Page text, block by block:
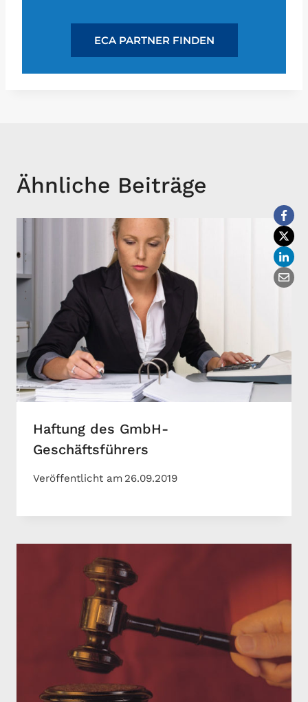
ECA PARTNER FINDEN
Ähnliche Beiträge
Haftung des GmbH-
Geschäftsführers
Veröffentlicht am 26.09.2019